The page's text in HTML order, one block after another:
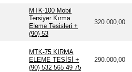
MTK-100 Mobil
Tersiyer Kırma
Eleme Tesisleri +
(90) 53
320.000,00
MTK-75 KIRMA
ELEME TESİSİ +
(90) 532 565 49 75
290.000,00